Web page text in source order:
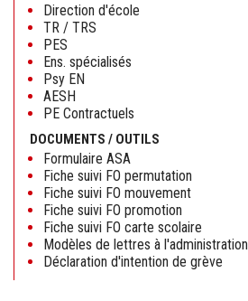
Direction d'école
TR / TRS
PES
Ens. spécialisés
Psy EN
AESH
PE Contractuels
DOCUMENTS / OUTILS
Formulaire ASA
Fiche suivi FO permutation
Fiche suivi FO mouvement
Fiche suivi FO promotion
Fiche suivi FO carte scolaire
Modèles de lettres à l'administration
Déclaration d'intention de grève